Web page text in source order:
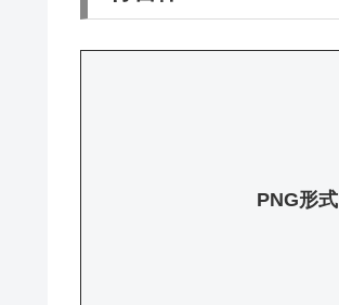
PNG形式